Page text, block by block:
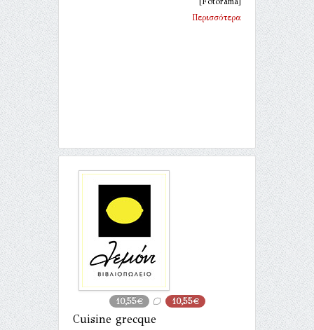
Περισσότερα
10,55€ 10,55€
Cuisine grecque